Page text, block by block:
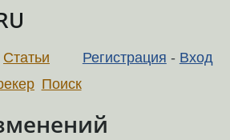
Регистрация - Вход
Статьи
Поиск